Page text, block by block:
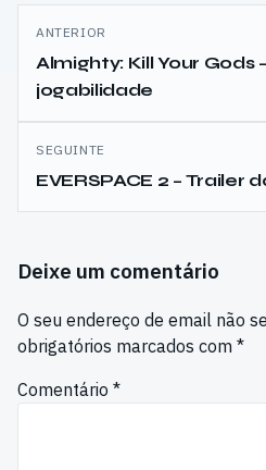
Navegação
de
artigos
ANTERIOR
Almighty: Kill Your Gods
jogabilidade
SEGUINTE
EVERSPACE 2 – Trailer
Deixe um comentário
O seu endereço de email não
obrigatórios marcados com *
Comentário *